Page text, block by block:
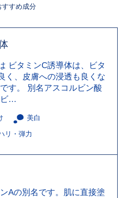
すすめ成分
ビタミンC誘導体は、ビタ
く、皮膚への浸透も良くな
す。 別名アスコルビン酸
ビ…
美白
リ・弾力
Aの別名です。肌に直接塗